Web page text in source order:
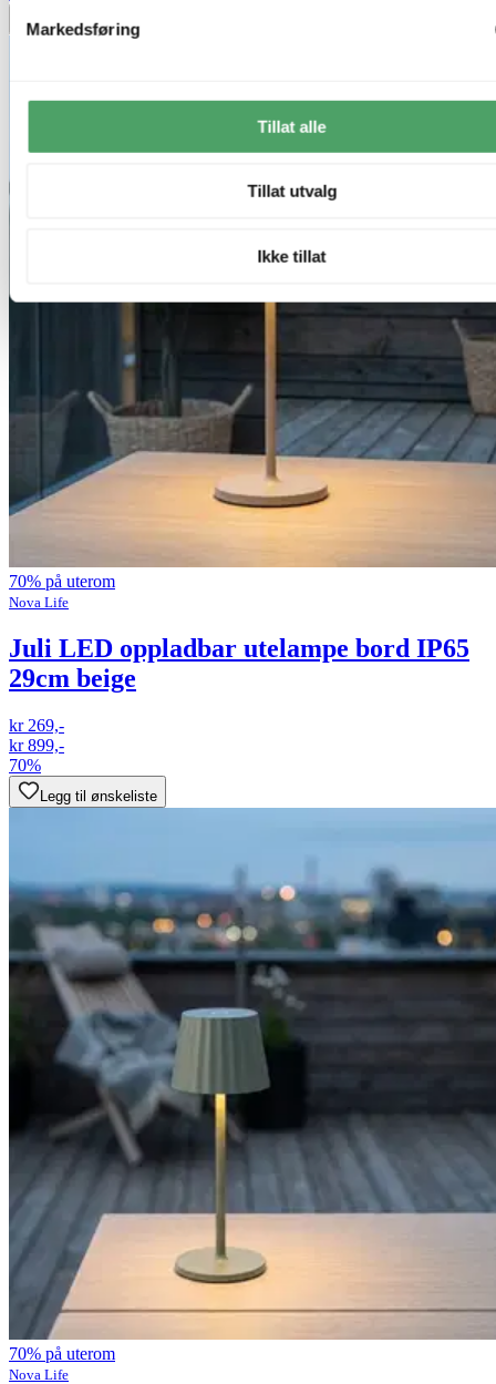
Markedsføring
Tillat alle
Tillat utvalg
Ikke tillat
Legg til ønskeliste
70% på uterom
Nova Life
Juli LED oppladbar utelampe bord IP65
29cm beige
kr 269,-
kr 899,-
70%
Legg til ønskeliste
70% på uterom
Nova Life